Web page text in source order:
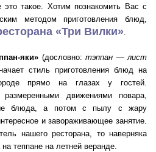
такое. Хотим познакомить Вас с
методом приготовления блюд,
«Три Вилки».
яки» (дословно: тэппан — лист
стиль приготовления блюд на
прямо на глазах у гостей.
движениями повара,
блюда, а потом с пылу с жару
и завораживающее занятие.
нашего ресторана, то наверняка
теппане на летней веранде.